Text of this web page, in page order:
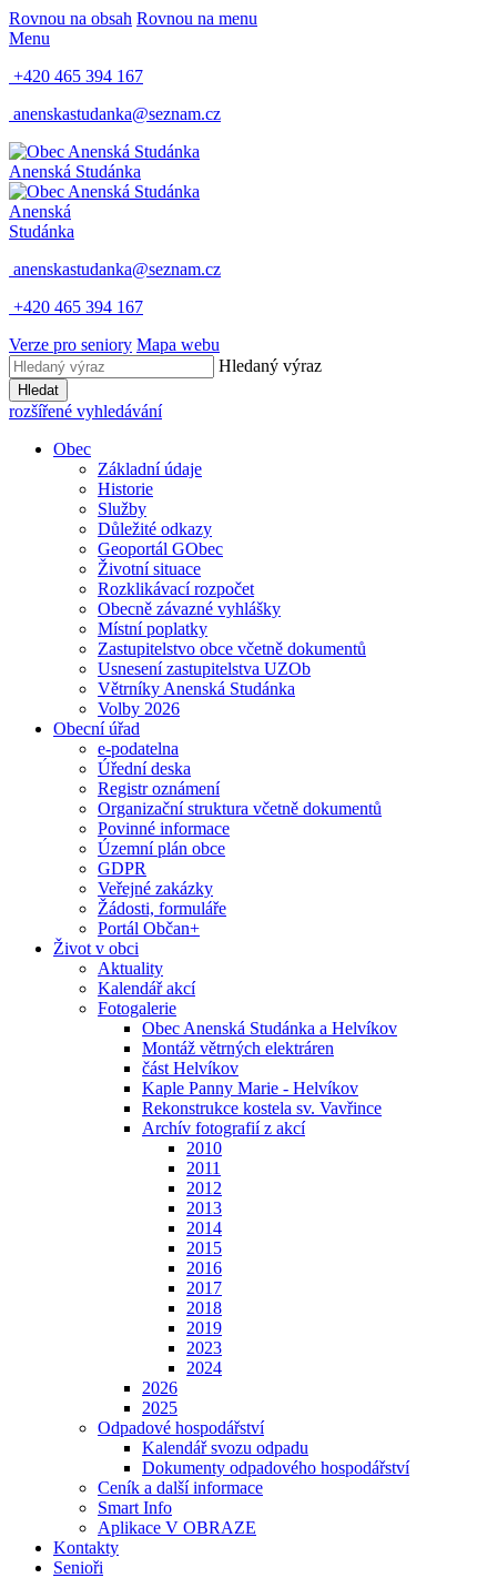
Rovnou na obsah Rovnou na menu
Menu
+420 465 394 167
anenskastudanka@seznam.cz
Anenská Studánka
Anenská
Studánka
anenskastudanka@seznam.cz
+420 465 394 167
Verze pro seniory Mapa webu
Hledaný výraz
Hledat
rozšířené vyhledávání
Obec
Základní údaje
Historie
Služby
Důležité odkazy
Geoportál GObec
Životní situace
Rozklikávací rozpočet
Obecně závazné vyhlášky
Místní poplatky
Zastupitelstvo obce včetně dokumentů
Usnesení zastupitelstva UZOb
Větrníky Anenská Studánka
Volby 2026
Obecní úřad
e-podatelna
Úřední deska
Registr oznámení
Organizační struktura včetně dokumentů
Povinné informace
Územní plán obce
GDPR
Veřejné zakázky
Žádosti, formuláře
Portál Občan+
Život v obci
Aktuality
Kalendář akcí
Fotogalerie
Obec Anenská Studánka a Helvíkov
Montáž větrných elektráren
část Helvíkov
Kaple Panny Marie - Helvíkov
Rekonstrukce kostela sv. Vavřince
Archív fotografií z akcí
2010
2011
2012
2013
2014
2015
2016
2017
2018
2019
2023
2024
2026
2025
Odpadové hospodářství
Kalendář svozu odpadu
Dokumenty odpadového hospodářství
Ceník a další informace
Smart Info
Aplikace V OBRAZE
Kontakty
Senioři